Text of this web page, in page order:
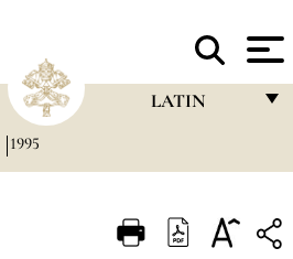
LATIN
ITALIANO
1995